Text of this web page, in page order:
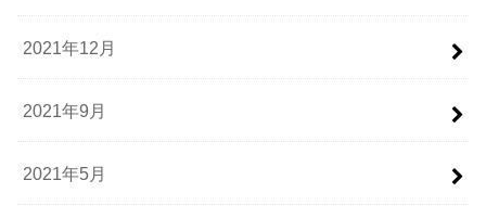
2021年12月
2021年9月
2021年5月